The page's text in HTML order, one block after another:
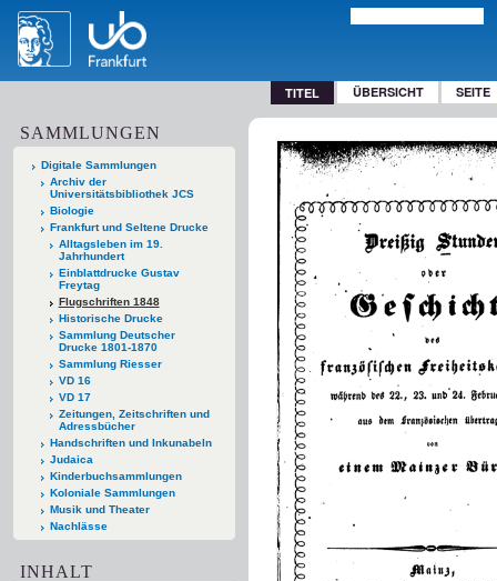
TITEL ÜBERSICHT SEITE
SAMMLUNGEN
Digitale Sammlungen
Archiv der
Universitätsbibliothek JCS
Biologie
Frankfurt und Seltene Drucke
Alltagsleben im 19.
Jahrhundert
Einblattdrucke Gustav
Freytag
Flugschriften 1848
Historische Drucke
Sammlung Deutscher
Drucke 1801-1870
Sammlung Riesser
VD 16
VD 17
Zeitungen, Zeitschriften und
Adressbücher
Handschriften und Inkunabeln
Judaica
Kinderbuchsammlungen
Koloniale Sammlungen
Musik und Theater
Nachlässe
INHALT